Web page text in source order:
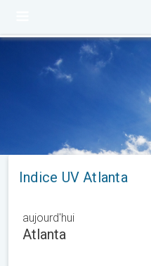
Indice UV Atlanta
aujourd'hui
Atlanta